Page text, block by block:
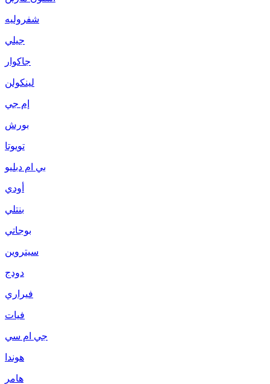
شفروليه
جيلي
جاكوار
لينكولن
إم جي
بورش
تويوتا
بي ام دبليو
أودي
بنتلي
بوجاتي
سيتروين
دودج
فيراري
فيات
جي ام سي
هوندا
هامر